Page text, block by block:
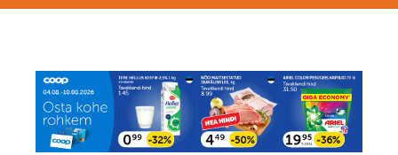
Skip